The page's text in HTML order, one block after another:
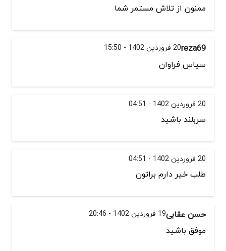
ممنون از تلاش مستمر شما
reza6920 فروردین 1402 - 15:50
سپاس فراوان
20 فروردین 1402 - 04:51
سربلند باشید
20 فروردین 1402 - 04:51
طلب خیر دارم براتون
حسن عقابی19 فروردین 1402 - 20:46
موفق باشید